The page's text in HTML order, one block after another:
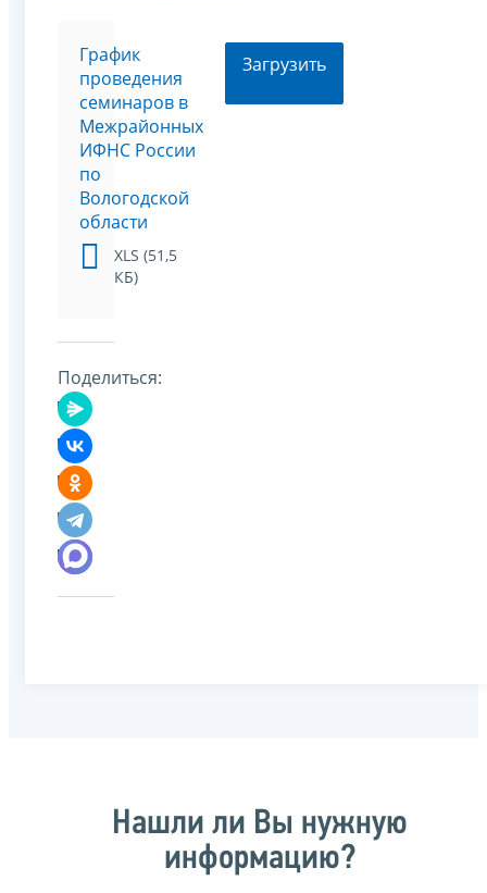
График
проведения
семинаров в
Межрайонных
ИФНС России
по
Вологодской
области
XLS (51,5
КБ)
Загрузить
Поделиться:
Нашли ли Вы нужную
информацию?